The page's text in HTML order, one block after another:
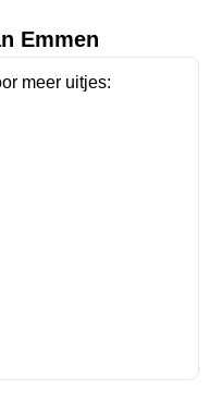
Emmen
meer uitjes: